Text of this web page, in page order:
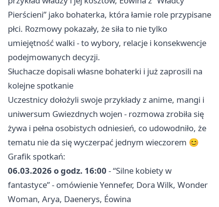
Pierścieni” jako bohaterka, która łamie role przypisane
płci. Rozmowy pokazały, że siła to nie tylko
umiejętność walki - to wybory, relacje i konsekwencje
podejmowanych decyzji.
Słuchacze dopisali własne bohaterki i już zaprosili na
kolejne spotkanie
Uczestnicy dołożyli swoje przykłady z anime, mangi i
uniwersum Gwiezdnych wojen - rozmowa zrobiła się
żywa i pełna osobistych odniesień, co udowodniło, że
tematu nie da się wyczerpać jednym wieczorem 😊
Grafik spotkań:
06.03.2026 o godz. 16:00 - “Silne kobiety w
fantastyce” - omówienie Yennefer, Dora Wilk, Wonder
Woman, Arya, Daenerys, Éowina